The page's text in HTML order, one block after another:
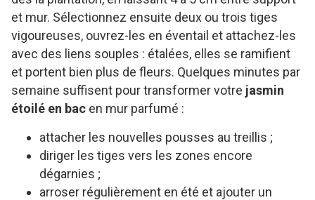
et mur. Sélectionnez ensuite deux ou trois tiges
vigoureuses, ouvrez-les en éventail et attachez-les
avec des liens souples : étalées, elles se ramifient
et portent bien plus de fleurs. Quelques minutes par
semaine suffisent pour transformer votre jasmin
étoilé en bac en mur parfumé :
attacher les nouvelles pousses au treillis ;
diriger les tiges vers les zones encore
dégarnies ;
arroser régulièrement en été et ajouter un